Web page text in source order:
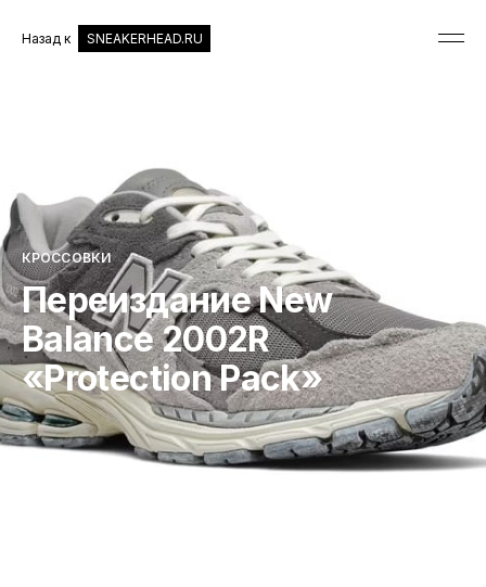
Назад к SNEAKERHEAD.RU
КРОССОВКИ
Переиздание New
Balance 2002R
«Protection Pack»